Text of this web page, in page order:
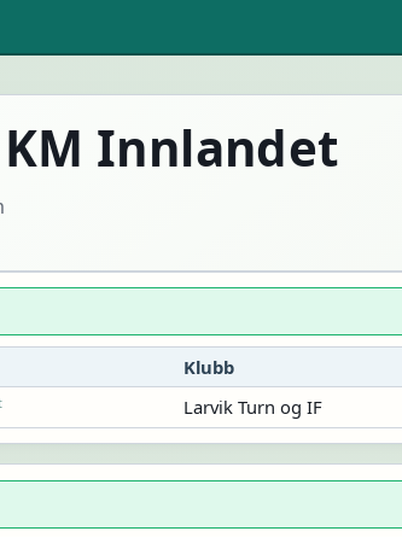
Innlandet
Klubb
Larvik Turn og IF